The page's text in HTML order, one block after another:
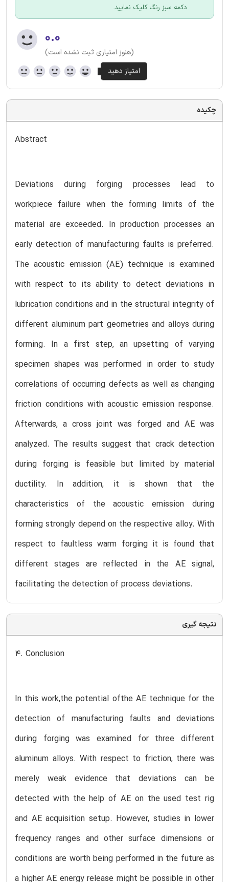
دکمه سبز رنگ کلیک نمایید.
۰.۰
(هنوز امتیازی ثبت نشده است)
چکیده
Abstract
Deviations during forging processes lead to
workpiece failure when the forming limits of the
material are exceeded. In production processes an
early detection of manufacturing faults is preferred.
The acoustic emission (AE) technique is examined
with respect to its ability to detect deviations in
lubrication conditions and in the structural integrity of
different aluminum part geometries and alloys during
forming. In a first step, an upsetting of varying
specimen shapes was performed in order to study
correlations of occurring defects as well as changing
friction conditions with acoustic emission response.
Afterwards, a cross joint was forged and AE was
analyzed. The results suggest that crack detection
during forging is feasible but limited by material
ductility. In addition, it is shown that the
characteristics of the acoustic emission during
forming strongly depend on the respective alloy. With
respect to faultless warm forging it is found that
different stages are reflected in the AE signal,
facilitating the detection of process deviations.
نتیجه گیری
4. Conclusion
In this work,the potential ofthe AE technique for the
detection of manufacturing faults and deviations
during forging was examined for three different
aluminum alloys. With respect to friction, there was
merely weak evidence that deviations can be
detected with the help of AE on the used test rig
and AE acquisition setup. However, studies in lower
frequency ranges and other surface dimensions or
conditions are worth being performed in the future as
a higher AE energy release might be possible in other